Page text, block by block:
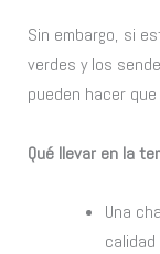
Sin embargo, si
verdes y los
pueden hacer
Qué llevar en la
Una
calidad